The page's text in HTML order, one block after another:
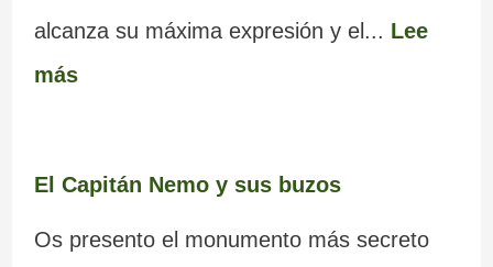
alcanza su máxima expresión y el... Lee
más
El Capitán Nemo y sus buzos
Os presento el monumento más secreto